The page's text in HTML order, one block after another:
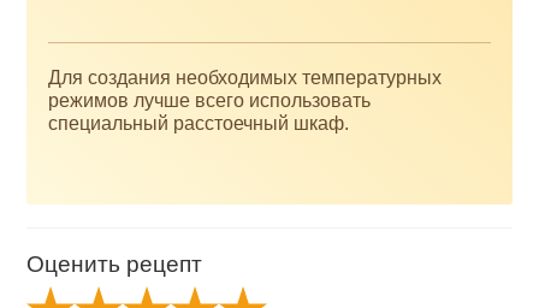
Для создания необходимых температурных
режимов лучше всего использовать
специальный расстоечный шкаф.
Оценить рецепт